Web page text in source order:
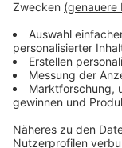
Details